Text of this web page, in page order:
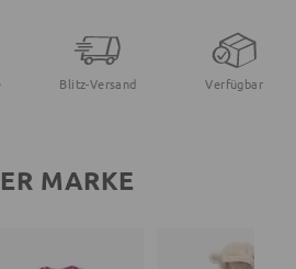
Blitz-Versand Verfügbar
MARKE